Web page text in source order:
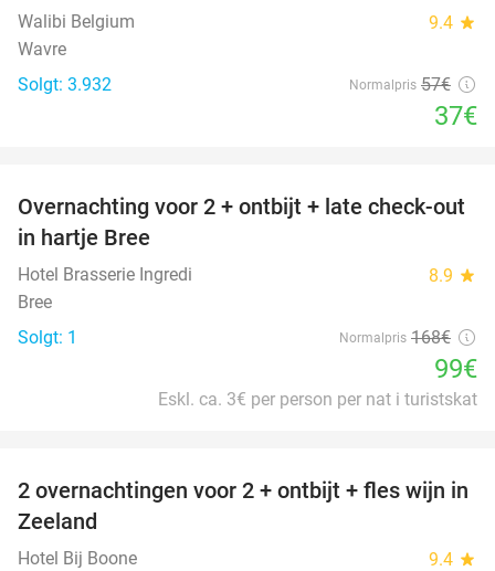
Walibi Belgium 9.4 star
Wavre
Solgt: 3.932
Normalpris 57€
37€
41%
DAG
Overnachting voor 2 + ontbijt + late check-out
in hartje Bree
Hotel Brasserie Ingredi 8.9 star
Bree
Solgt: 1
Normalpris 168€
99€
Eskl. ca. 3€ per person per nat i turistskat
55%
2 overnachtingen voor 2 + ontbijt + fles wijn in
Zeeland
Hotel Bij Boone 9.4 star